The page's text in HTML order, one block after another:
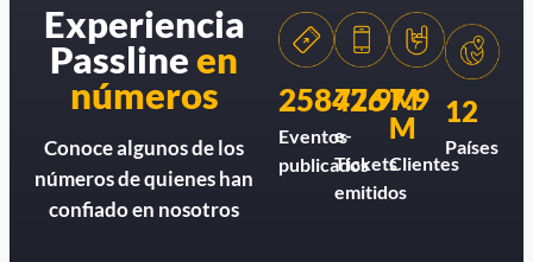
Experiencia
Passlineen
números
Conoce algunos de los
números de quienes han
confiado en nosotros
258426
Eventos
publicados
77.9M
e-
Tickets
emitidos
7.9
M
Clientes
12
Países